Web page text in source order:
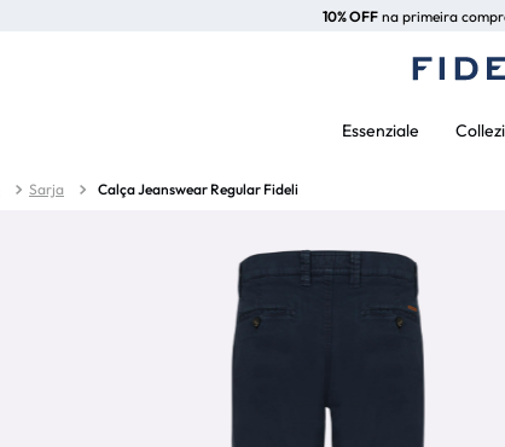
10% OFFna primeira
Essenziale
Sarja Calça Jeanswear Regular Fideli